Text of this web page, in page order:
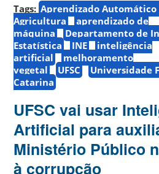
Tags: Aprendizado Automático
Agricultura
aprendizado de
máquina
Departamento de
Estatística
INE
inteligência
artificial
melhoramento
vegetal
UFSC
Universidade
Catarina
UFSC vai usar
Artificial para
Ministério Público
à corrupção